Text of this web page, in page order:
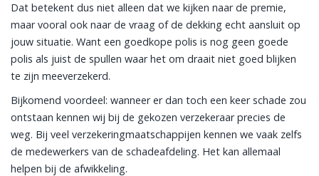
Dat betekent dus niet alleen dat we kijken naar de premie,
maar vooral ook naar de vraag of de dekking echt aansluit op
jouw situatie. Want een goedkope polis is nog geen goede
polis als juist de spullen waar het om draait niet goed blijken
te zijn meeverzekerd.
Bijkomend voordeel: wanneer er dan toch een keer schade zou
ontstaan kennen wij bij de gekozen verzekeraar precies de
weg. Bij veel verzekeringmaatschappijen kennen we vaak zelfs
de medewerkers van de schadeafdeling. Het kan allemaal
helpen bij de afwikkeling.